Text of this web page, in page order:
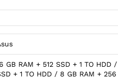
GB RAM + 512 SSD + 1 TO HDD
+ 1 TO HDD / 8 GB RAM + 256